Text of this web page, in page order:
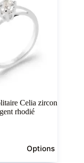
Celia zircon
rhodié
Options